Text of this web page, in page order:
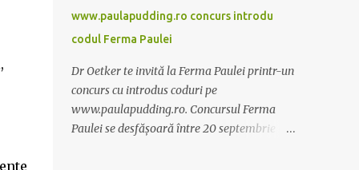
www.paulapudding.ro concurs introdu
codul Ferma Paulei
Dr Oetker te invită la Ferma Paulei printr-un
concurs cu introdus coduri pe
www.paulapudding.ro. Concursul Ferma
Paulei se desfășoară între 20 septembrie -